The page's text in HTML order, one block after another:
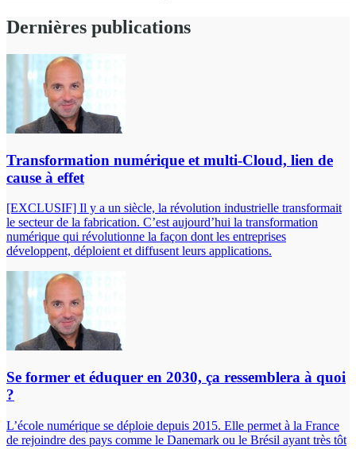
Dernières publications
Transformation numérique et multi-Cloud, lien de
cause à effet
[EXCLUSIF] Il y a un siècle, la révolution industrielle transformait
le secteur de la fabrication. C’est aujourd’hui la transformation
numérique qui révolutionne la façon dont les entreprises
développent, déploient et diffusent leurs applications.
Se former et éduquer en 2030, ça ressemblera à quoi
?
L’école numérique se déploie depuis 2015. Elle permet à la France
de rejoindre des pays comme le Danemark ou le Brésil ayant très tôt